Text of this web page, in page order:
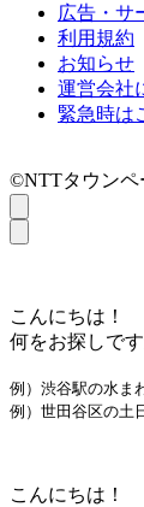
広告・サ
利用規約
お知らせ
運営会社
緊急時は
©NTTタウンペ
こんにちは！
何をお探しで
例）渋谷駅の水ま
例）世田谷区の土
こんにちは！